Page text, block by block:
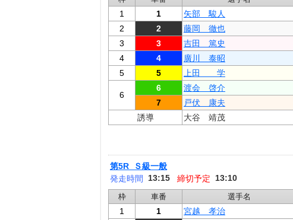
1 1 矢部 駿人
2
2 藤岡 徹也
3
3 吉田 篤史
4
4 廣川 泰昭
5
5 上田 学
6
6 渡会 啓介
7
戸伏 康夫
誘導
大谷 靖茂
第5R Ｓ級一般
発走時間
13:15 締切予定 13:10
枠 車番 選手名
1 1 宮越 孝治